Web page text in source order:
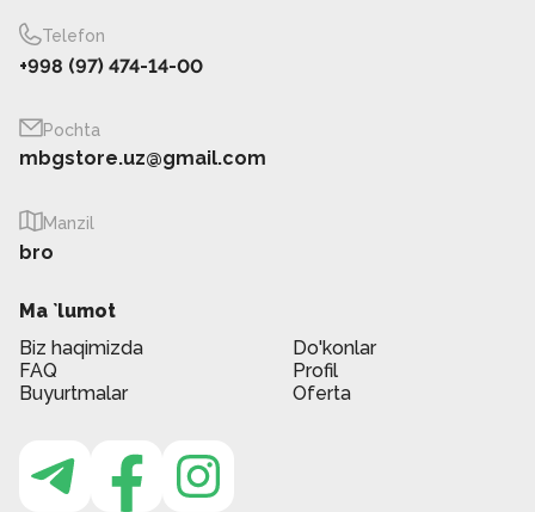
Telefon
+998 (97) 474-14-00
Pochta
mbgstore.uz@gmail.com
Manzil
bro
Ma `lumot
Biz haqimizda
Do'konlar
FAQ
Profil
Buyurtmalar
Oferta